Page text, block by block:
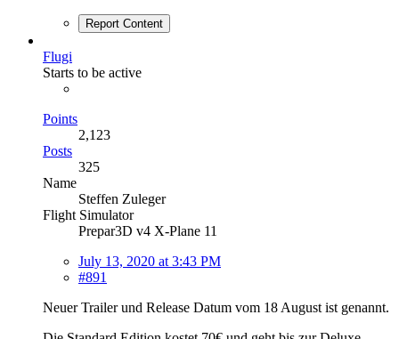
Report Content
Flugi
Starts to be active
Points
2,123
Posts
325
Name
Steffen Zuleger
Flight Simulator
Prepar3D v4 X-Plane 11
July 13, 2020 at 3:43 PM
#891
Neuer Trailer und Release Datum vom 18 August ist genannt.